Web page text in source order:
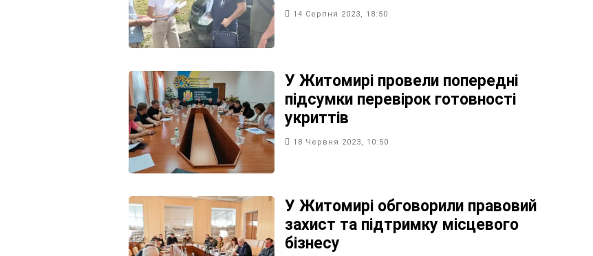
14 Серпня 2023, 18:50
У Житомирі провели попередні
підсумки перевірок готовності
укриттів
18 Червня 2023, 10:50
У Житомирі обговорили правовий
захист та підтримку місцевого
бізнесу